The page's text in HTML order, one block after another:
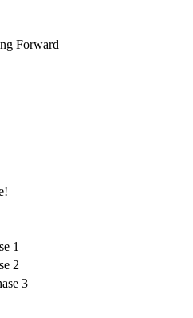
Forward
1
2
3